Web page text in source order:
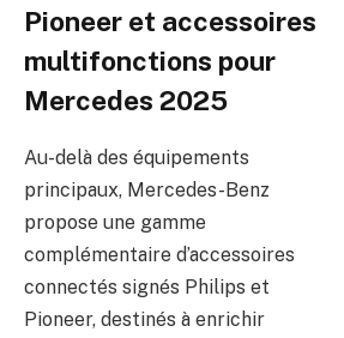
Pioneer et accessoires
multifonctions pour
Mercedes 2025
Au-delà des équipements
principaux, Mercedes-Benz
propose une gamme
complémentaire d’accessoires
connectés signés Philips et
Pioneer, destinés à enrichir